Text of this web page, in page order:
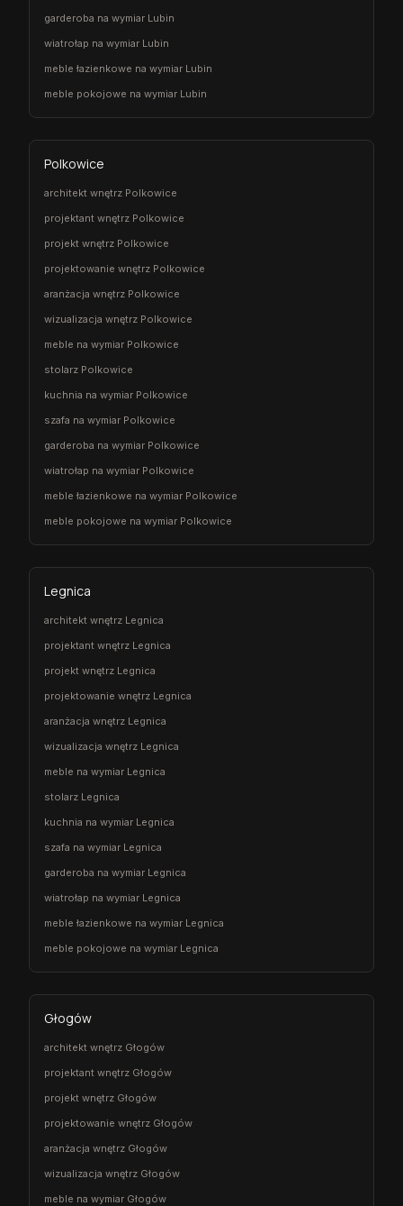
garderoba na wymiar Lubin
wiatrołap na wymiar Lubin
meble łazienkowe na wymiar Lubin
meble pokojowe na wymiar Lubin
Polkowice
architekt wnętrz Polkowice
projektant wnętrz Polkowice
projekt wnętrz Polkowice
projektowanie wnętrz Polkowice
aranżacja wnętrz Polkowice
wizualizacja wnętrz Polkowice
meble na wymiar Polkowice
stolarz Polkowice
kuchnia na wymiar Polkowice
szafa na wymiar Polkowice
garderoba na wymiar Polkowice
wiatrołap na wymiar Polkowice
meble łazienkowe na wymiar Polkowice
meble pokojowe na wymiar Polkowice
Legnica
architekt wnętrz Legnica
projektant wnętrz Legnica
projekt wnętrz Legnica
projektowanie wnętrz Legnica
aranżacja wnętrz Legnica
wizualizacja wnętrz Legnica
meble na wymiar Legnica
stolarz Legnica
kuchnia na wymiar Legnica
szafa na wymiar Legnica
garderoba na wymiar Legnica
wiatrołap na wymiar Legnica
meble łazienkowe na wymiar Legnica
meble pokojowe na wymiar Legnica
Głogów
architekt wnętrz Głogów
projektant wnętrz Głogów
projekt wnętrz Głogów
projektowanie wnętrz Głogów
aranżacja wnętrz Głogów
wizualizacja wnętrz Głogów
meble na wymiar Głogów